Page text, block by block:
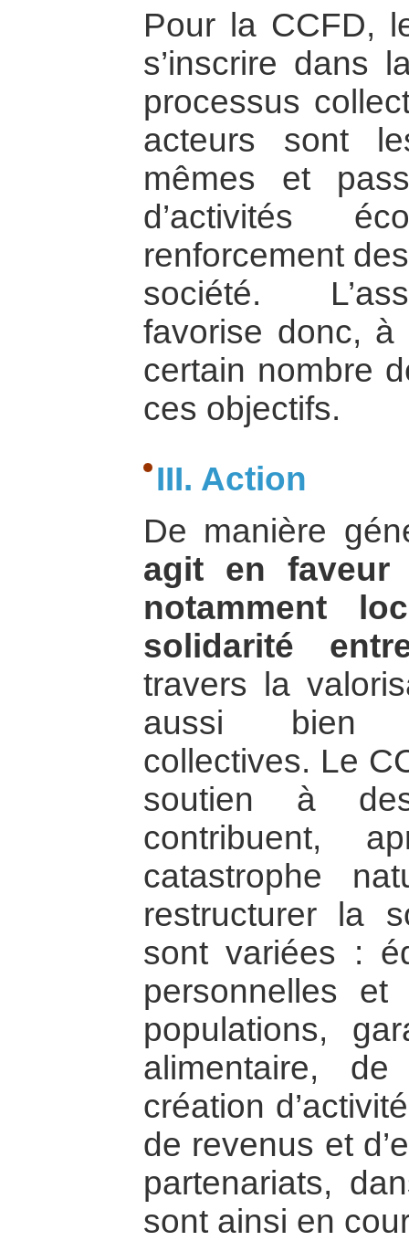
Pour la CCFD,
s’inscrire dans
processus
acteurs sont
mêmes et
d’activités
renforcement
société.
favorise donc,
certain nombre
ces objectifs.
III. Action
De manière
agit en faveur
notamment
solidarité
travers la
aussi bien
collectives. Le
soutien à
contribuent,
catastrophe
restructurer la
sont variées :
personnelles et
populations,
alimentaire,
création
de revenus et
partenariats,
sont ainsi en